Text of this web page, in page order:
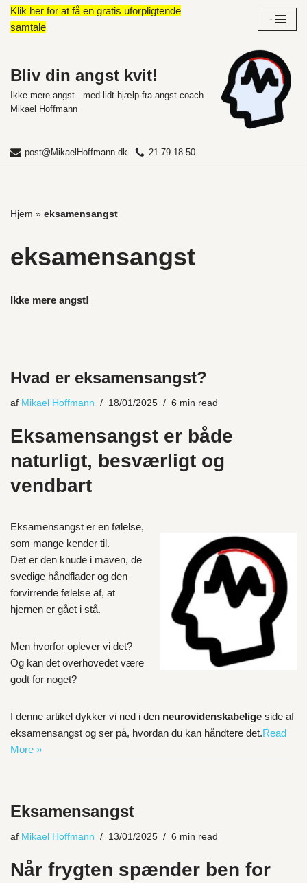
Spring
indhold
Klik her for at få en gratis uforpligtende
samtale
Bliv din angst kvit!
Ikke mere angst - med lidt hjælp fra angst-coach
Mikael Hoffmann
post@MikaelHoffmann.dk 21 79 18 50
Hjem » eksamensangst
eksamensangst
Ikke mere angst!
Hvad er eksamensangst?
af Mikael Hoffmann 18/01/2025 6 min read
Eksamensangst er både
naturligt, besværligt og
vendbart
Eksamensangst er en følelse,
som mange kender til.
Det er den knude i maven, de
svedige håndflader og den
forvirrende følelse af, at
hjernen er gået i stå.
Men hvorfor oplever vi det?
Og kan det overhovedet være
godt for noget?
I denne artikel dykker vi ned i den neurovidenskabelige side af
eksamensangst og ser på, hvordan du kan håndtere det.Read
More »
Eksamensangst
af Mikael Hoffmann 13/01/2025 6 min read
Når frygten spænder ben for